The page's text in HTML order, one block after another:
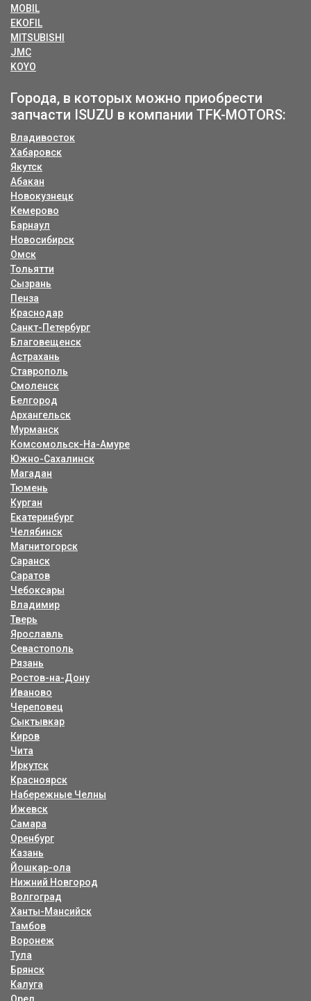
MOBIL
EKOFIL
MITSUBISHI
JMC
KOYO
Города, в которых можно приобрести
запчасти ISUZU в компании TFK-MOTORS:
Владивосток
Хабаровск
Якутск
Абакан
Новокузнецк
Кемерово
Барнаул
Новосибирск
Омск
Тольятти
Сызрань
Пенза
Краснодар
Санкт-Петербург
Благовещенск
Астрахань
Ставрополь
Смоленск
Белгород
Архангельск
Мурманск
Комсомольск-На-Амуре
Южно-Сахалинск
Магадан
Тюмень
Курган
Екатеринбург
Челябинск
Магнитогорск
Саранск
Саратов
Чебоксары
Владимир
Тверь
Ярославль
Севастополь
Рязань
Ростов-на-Дону
Иваново
Череповец
Сыктывкар
Киров
Чита
Иркутск
Красноярск
Набережные Челны
Ижевск
Самара
Оренбург
Казань
Йошкар-ола
Нижний Новгород
Волгоград
Ханты-Мансийск
Тамбов
Воронеж
Тула
Брянск
Калуга